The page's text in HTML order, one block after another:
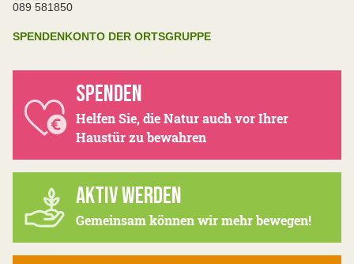
089 581850
SPENDENKONTO DER ORTSGRUPPE
SPENDEN
Helfen Sie, die Natur auch vor Ihrer
Haustür zu bewahren
AKTIV WERDEN
Gemeinsam können wir mehr bewegen!